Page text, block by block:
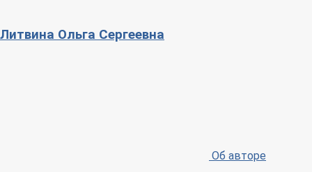
Литвина Ольга Сергеевна
Об авторе